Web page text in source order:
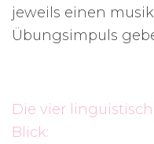
jeweils einen
Übungsimpuls
Die vier
Blick: